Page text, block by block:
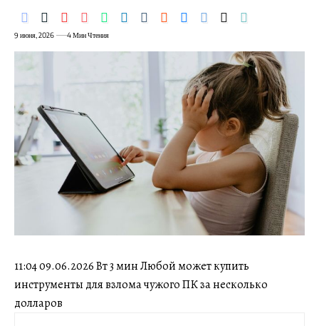
9 июня, 2026 4 Мин Чтения
11:04 09.06.2026 Вт 3 мин Любой может купить
инструменты для взлома чужого ПК за несколько
долларов